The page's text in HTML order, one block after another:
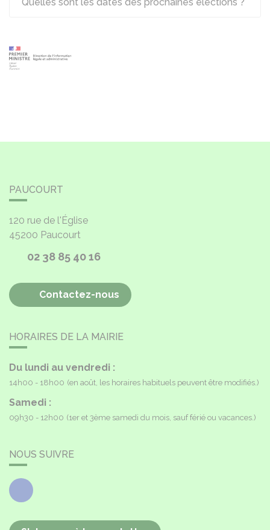
PAUCOURT
120 rue de l'Église
45200 Paucourt
02 38 85 40 16
Contactez-nous
HORAIRES DE LA MAIRIE
Du lundi au vendredi :
14h00 - 18h00 (en août, les horaires habituels peuvent être modifiés.)
Samedi :
09h30 - 12h00 (1er et 3ème samedi du mois, sauf férié ou vacances.)
NOUS SUIVRE
Facebook